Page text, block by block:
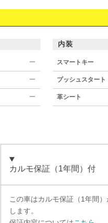
ー
ー
ー
内装
スマートキー
プッシュスタート
革シート
カルモ保証（1年間）付
この車はカルモ保証（1年間）
します。